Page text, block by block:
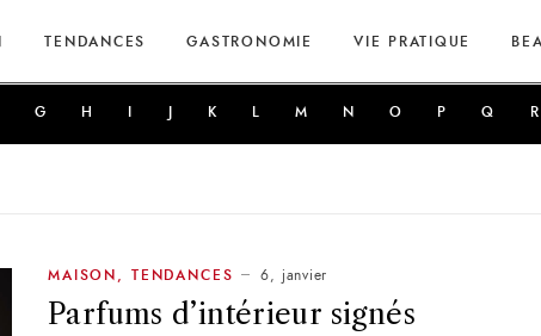
TENDANCES GASTRONOMIE VIE PRATIQUE
G H K M N O P Q R
MAISON TENDANCES 6, janvier
Parfums d’intérieur signés